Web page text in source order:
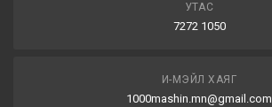
УТАС
7272 1050
И-МЭЙЛ ХАЯГ
1000mashin.mn@gmail.com